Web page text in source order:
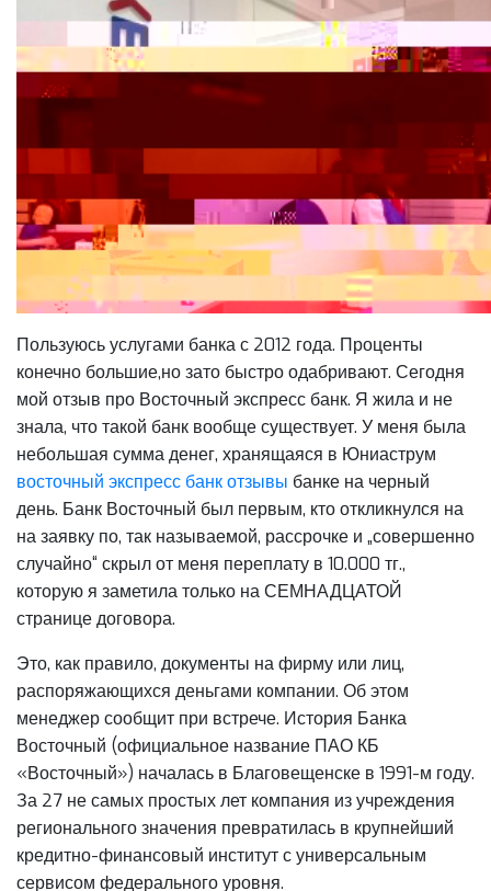
Пользуюсь услугами банка с 2012 года. Проценты
конечно большие,но зато быстро одабривают. Сегодня
мой отзыв про Восточный экспресс банк. Я жила и не
знала, что такой банк вообще существует. У меня была
небольшая сумма денег, хранящаяся в Юниаструм
восточный экспресс банк отзывы банке на черный
день. Банк Восточный был первым, кто откликнулся на
на заявку по, так называемой, рассрочке и „совершенно
случайно“ скрыл от меня переплату в 10.000 тг.,
которую я заметила только на СЕМНАДЦАТОЙ
странице договора.
Это, как правило, документы на фирму или лиц,
распоряжающихся деньгами компании. Об этом
менеджер сообщит при встрече. История Банка
Восточный (официальное название ПАО КБ
«Восточный») началась в Благовещенске в 1991-м году.
За 27 не самых простых лет компания из учреждения
регионального значения превратилась в крупнейший
кредитно-финансовый институт с универсальным
сервисом федерального уровня.